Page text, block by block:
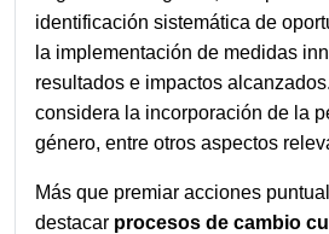
identificación sistemática de
la implementación de medidas
resultados e impactos
considera la incorporación de la
género, entre otros aspectos
Más que premiar acciones
destacar procesos de cambio